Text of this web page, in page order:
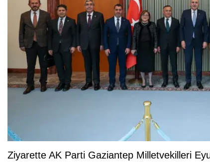
Ziyarette AK Parti Gaziantep Milletvekilleri